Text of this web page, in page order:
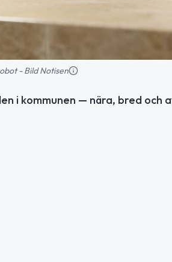
- Bild Notisen
i kommunen — nära, bred och